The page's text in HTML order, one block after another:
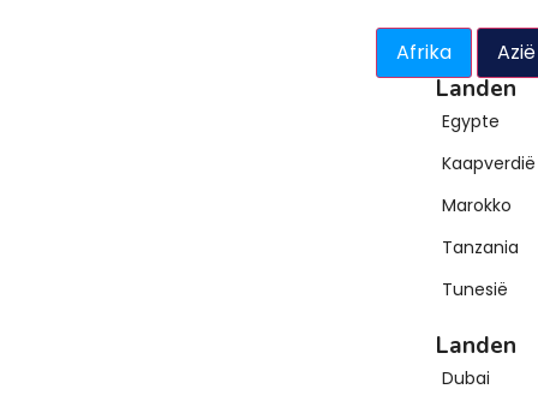
Afrika Azië
Landen
Egypte
Kaapverdië
Marokko
Tanzania
Tunesië
Landen
Dubai